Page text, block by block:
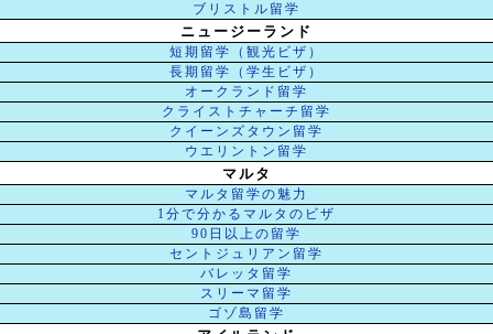
ブリストル留学
ニュージーランド
短期留学（観光ビザ）
長期留学（学生ビザ）
オークランド留学
クライストチャーチ留学
クイーンズタウン留学
ウエリントン留学
マルタ
マルタ留学の魅力
1分で分かるマルタのビザ
90日以上の留学
セントジュリアン留学
バレッタ留学
スリーマ留学
ゴゾ島留学